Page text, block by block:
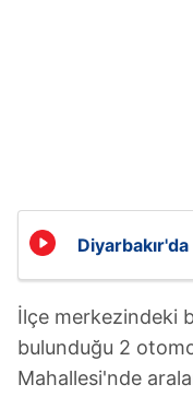
İlçe merkezindeki
bulunduğu 2
Mahallesi'nde